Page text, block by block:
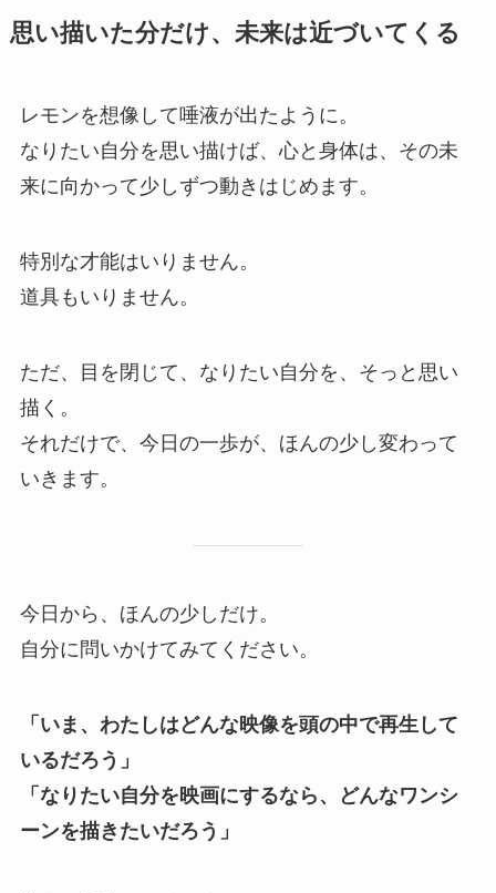
思い描いた分だけ、未来は近づいてくる
レモンを想像して唾液が出たように。
なりたい自分を思い描けば、心と身体は、その未
来に向かって少しずつ動きはじめます。
特別な才能はいりません。
道具もいりません。
ただ、目を閉じて、なりたい自分を、そっと思い
描く。
それだけで、今日の一歩が、ほんの少し変わって
いきます。
今日から、ほんの少しだけ。
自分に問いかけてみてください。
「いま、わたしはどんな映像を頭の中で再生して
いるだろう」
「なりたい自分を映画にするなら、どんなワンシ
ーンを描きたいだろう」